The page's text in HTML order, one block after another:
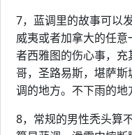
7，蓝调里的故事可以
威夷或者加拿大的任
者西雅图的伤心事，充
哥，圣路易斯，堪萨
调的地方。不下雨的地
8，常规的男性秃头算